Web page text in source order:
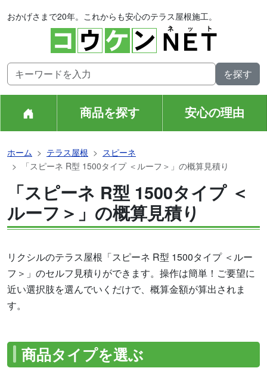
おかげさまで20年。これからも安心のテラス屋根施工。
商品を探す 安心の理由
ホーム テラス屋根
スピーネ
「スピーネ R型 1500タイプ ＜ルーフ＞」の概算見積り
「スピーネ R型 1500タイプ ＜
ルーフ＞」の概算見積り
リクシルのテラス屋根「スピーネ R型 1500タイプ ＜ルー
フ＞」のセルフ見積りができます。操作は簡単！ご要望に
近い選択肢を選んでいくだけで、概算金額が算出されま
す。
商品タイプを選ぶ